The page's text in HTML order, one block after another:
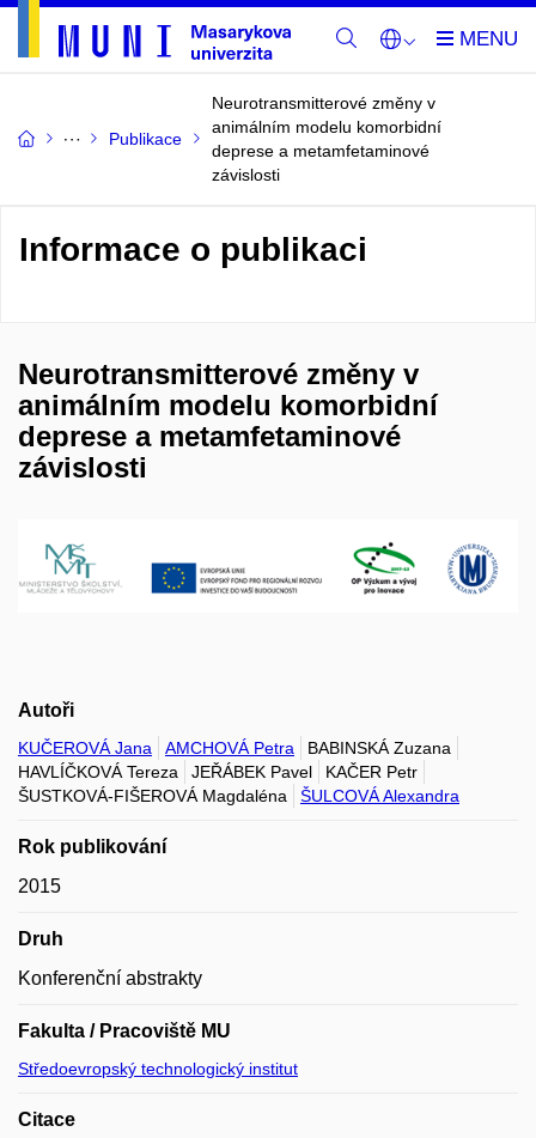
Publikace
Neurotransmitterové změny v
animálním modelu komorbidní
deprese a metamfetaminové
závislosti
Informace o publikaci
Neurotransmitterové změny v
animálním modelu komorbidní
deprese a metamfetaminové
závislosti
Autoři
KUČEROVÁ Jana AMCHOVÁ Petra
BABINSKÁ Zuzana
HAVLÍČKOVÁ Tereza
JEŘÁBEK Pavel
KAČER Petr
ŠUSTKOVÁ-FIŠEROVÁ Magdaléna
ŠULCOVÁ Alexandra
Rok publikování
2015
Druh
Konferenční abstrakty
Fakulta / Pracoviště MU
Středoevropský technologický institut
Citace